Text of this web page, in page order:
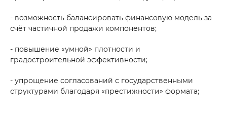
- возможность балансировать финансовую модель за
счёт частичной продажи компонентов;
- повышение «умной» плотности и
градостроительной эффективности;
- упрощение согласований с государственными
структурами благодаря «престижности» формата;